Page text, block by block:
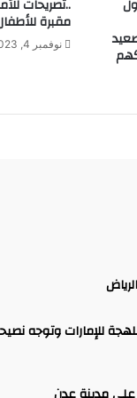
..تصريحات
مقبرة
نوفمبر 4, 2023
للإمارات وتوجه